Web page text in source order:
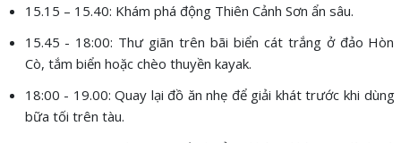
15.15 – 15.40: Khám phá động Thiên Cảnh Sơn ẩn sâu.
15.45 - 18:00: Thư giãn trên bãi biển cát trắng ở đảo Hòn
Cò, tắm biển hoặc chèo thuyền kayak.
18:00 - 19.00: Quay lại đồ ăn nhẹ để giải khát trước khi dùng
bữa tối trên tàu.